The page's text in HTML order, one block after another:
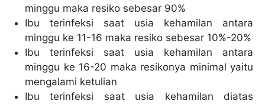
minggu maka resiko sebesar 90%
Ibu terinfeksi saat usia kehamilan antara
minggu ke 11-16 maka resiko sebesar 10%-20%
Ibu terinfeksi saat usia kehamilan antara
minggu ke 16-20 maka resikonya minimal yaitu
mengalami ketulian
Ibu terinfeksi saat usia kehamilan diatas